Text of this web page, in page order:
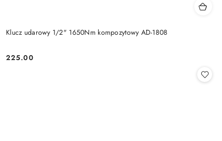
Klucz udarowy 1/2" 1650Nm kompozytowy AD-1808
Cena:
225.00